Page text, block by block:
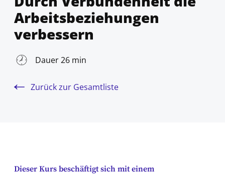
Arbeitsbeziehungen
verbessern
Dauer 26 min
Zurück zur Gesamtliste
Dieser Kurs beschäftigt sich mit einem